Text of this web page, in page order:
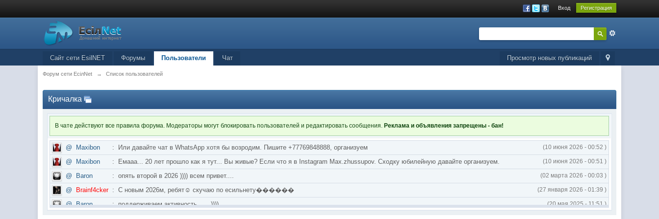
Вход Регистрация
Просмотр новых публикаций
Сайт сети EsilNET Форумы Пользователи Чат
Форум сети EciлNet → Список пользователей
Кричалка
В чате действуют все правила форума. Модераторы могут блокировать пользователей и редактировать сообщения.Реклама и объявлениязапрещены - бан!
@ Maxibon : (10 июня 2026 - 00:52 )
Или давайте чат в WhatsApp хотя бы возродим. Пишите +77769848888, организуем
@
Maxibon : (10 июня 2026 - 00:51 )
Емааа... 20 лет прошло как я тут... Вы живые? Если что я в Instagram Max.zhussupov. Сходку юбилейную давайте организуем.
@
Baron : (02 марта 2026 - 00:03 )
опять второй в 2026 )))) всем привет....
@
Brainf4cker : (27 января 2026 - 01:39 )
С новым 2026м, ребят☺️ скучаю по есильнету������
@
Baron : (20 мая 2025 - 11:51 )
поддерживаем активность ..... ))))